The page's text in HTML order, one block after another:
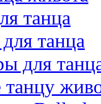
танца
танца
для